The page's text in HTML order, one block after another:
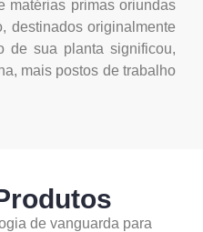
matérias primas oriundas
destinados originalmente
de sua planta significou,
mais postos de trabalho
de vanguarda para